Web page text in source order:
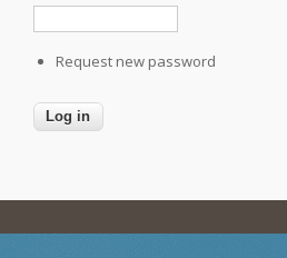
Request new password